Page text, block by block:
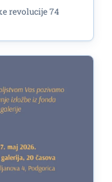
revolucije 74